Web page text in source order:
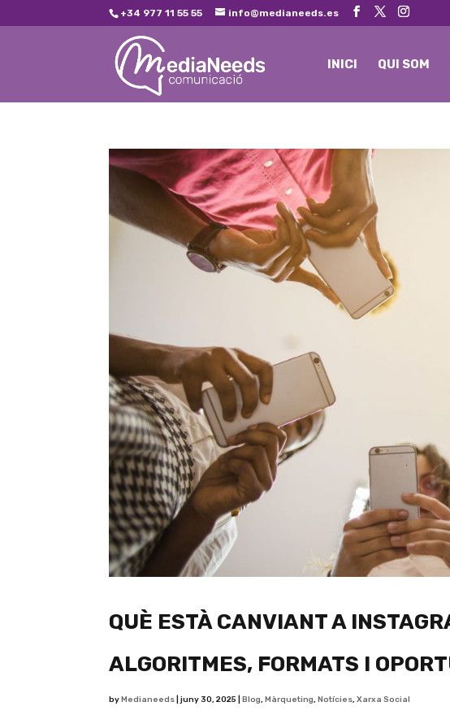
+34 977 11 55 55 info@medianeeds.es
INICI QUI SOM
QUÈ ESTÀ CANVIANT A
ALGORITMES, FORMATS I
byMedianeeds |juny 30, 2025 |Blog,Màrqueting,Notícies,Xarxa Social